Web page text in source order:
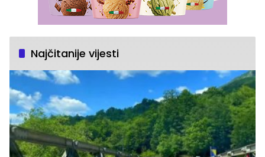
Najčitanije vijesti